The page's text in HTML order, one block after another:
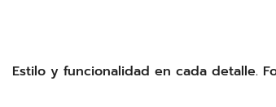
Estilo y funcionalidad en cada detalle.